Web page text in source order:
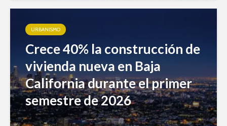
URBANISMO
Crece 40% la construcción de
vivienda nueva en Baja
California durante el primer
semestre de 2026